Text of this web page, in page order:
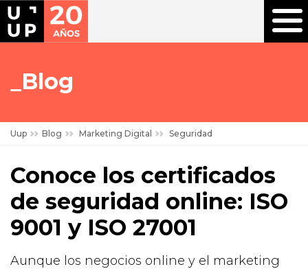
Blog
Uup Blog Marketing Digital Seguridad
Conoce los certificados
de seguridad online: ISO
9001 y ISO 27001
Aunque los negocios online y el marketing